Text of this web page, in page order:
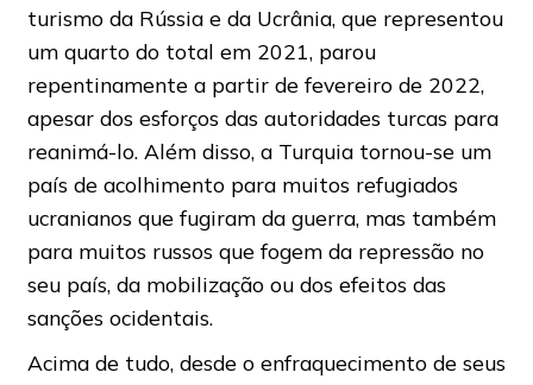
turismo da Rússia e da Ucrânia, que representou
um quarto do total em 2021, parou
repentinamente a partir de fevereiro de 2022,
apesar dos esforços das autoridades turcas para
reanimá-lo. Além disso, a Turquia tornou-se um
país de acolhimento para muitos refugiados
ucranianos que fugiram da guerra, mas também
para muitos russos que fogem da repressão no
seu país, da mobilização ou dos efeitos das
sanções ocidentais.
Acima de tudo, desde o enfraquecimento de seus